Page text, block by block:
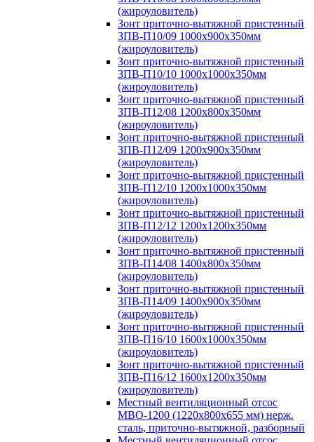
(жироуловитель)
Зонт приточно-вытяжной пристенный
ЗПВ-П10/09 1000х900х350мм
(жироуловитель)
Зонт приточно-вытяжной пристенный
ЗПВ-П10/10 1000х1000х350мм
(жироуловитель)
Зонт приточно-вытяжной пристенный
ЗПВ-П12/08 1200х800х350мм
(жироуловитель)
Зонт приточно-вытяжной пристенный
ЗПВ-П12/09 1200х900х350мм
(жироуловитель)
Зонт приточно-вытяжной пристенный
ЗПВ-П12/10 1200х1000х350мм
(жироуловитель)
Зонт приточно-вытяжной пристенный
ЗПВ-П12/12 1200х1200х350мм
(жироуловитель)
Зонт приточно-вытяжной пристенный
ЗПВ-П14/08 1400х800х350мм
(жироуловитель)
Зонт приточно-вытяжной пристенный
ЗПВ-П14/09 1400х900х350мм
(жироуловитель)
Зонт приточно-вытяжной пристенный
ЗПВ-П16/10 1600х1000х350мм
(жироуловитель)
Зонт приточно-вытяжной пристенный
ЗПВ-П16/12 1600х1200х350мм
(жироуловитель)
Местный вентиляционный отсос
МВО-1200 (1220х800х655 мм) нерж.
сталь, приточно-вытяжной, разборный